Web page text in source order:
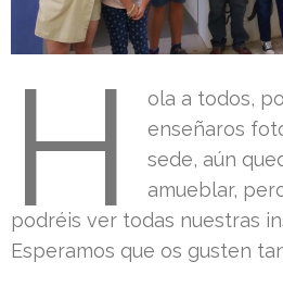
H
ola a todos,
enseñaros
sede, aún
amueblar,
podréis ver todas nuestras
Esperamos que os gusten